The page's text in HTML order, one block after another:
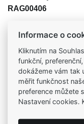
RAG00406
Tradiční
Už od roku
Široký
Na našem e-
Informace o
Kliknutím na
funkční,
dokážeme vám tak
měřit funkčnost
preference můžete
Nastavení cookies.